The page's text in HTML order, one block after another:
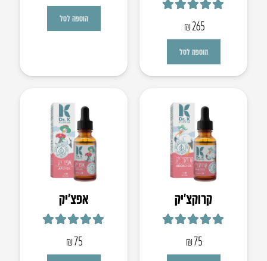
₪265
הוספה לסל
הוספה לסל
קרוקצ׳יק
₪75
אפצ’יק
₪75